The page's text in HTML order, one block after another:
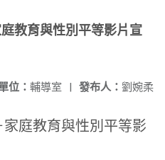
教育與性別平等影片宣
發布人： 劉婉柔
位： 輔導室 |
庭教育與性別平等影